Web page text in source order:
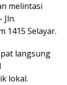
melintasi
Jln.
1415 Selayar.
langsung
lokal.